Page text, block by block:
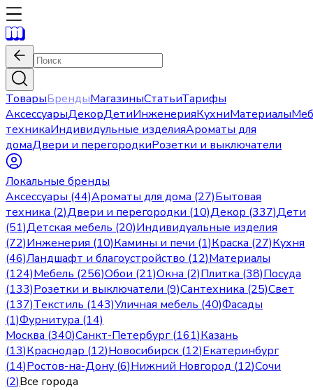
ТоварыБрендыМагазиныСтатьиТарифы
АксессуарыДекорДетиИнженерияКухниМатериалы
техникаИндивидульные изделияАроматы для
домаДвери и перегородкиРозетки и выключатели
Локальные бренды
Аксессуары (44)Ароматы для дома (27)Бытовая
техника (2)Двери и перегородки (10)Декор (337)Дети
(51)Детская мебель (20)Индивидуальные изделия
(72)Инженерия (10)Камины и печи (1)Краска (27)Кухня
(46)Ландшафт и благоустройство (12)Материалы
(124)Мебель (256)Обои (21)Окна (2)Плитка (38)Посуда
(133)Розетки и выключатели (9)Сантехника (25)Свет
(137)Текстиль (143)Уличная мебель (40)Фасады
(1)Фурнитура (14)
Москва (340)Санкт-Петербург(161)Казань
(13)Краснодар (12)Новосибирск (12)Екатеринбург
(14)Ростов-на-Дону (6)Нижний Новгород (12)Сочи
(2)Все города